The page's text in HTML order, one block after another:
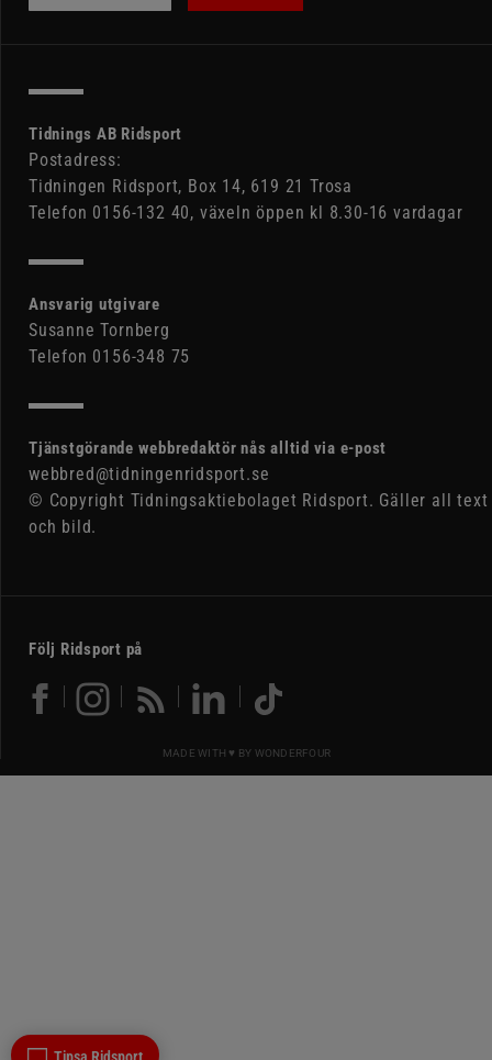
Tidnings AB Ridsport
Postadress:
Tidningen Ridsport, Box 14, 619 21 Trosa
Telefon 0156-132 40, växeln öppen kl 8.30-16 vardagar
Ansvarig utgivare
Susanne Tornberg
Telefon 0156-348 75
Tjänstgörande webbredaktör nås alltid via e-post
webbred@tidningenridsport.se
© Copyright Tidningsaktiebolaget Ridsport. Gäller all text
och bild.
Följ Ridsport på
MADE WITH ♥ BY WONDERFOUR